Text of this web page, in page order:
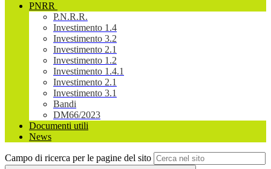
PNRR
P.N.R.R.
Investimento 1.4
Investimento 3.2
Investimento 2.1
Investimento 1.2
Investimento 1.4.1
Investimento 2.1
Investimento 3.1
Bandi
DM66/2023
Documenti utili
News
Campo di ricerca per le pagine del sito